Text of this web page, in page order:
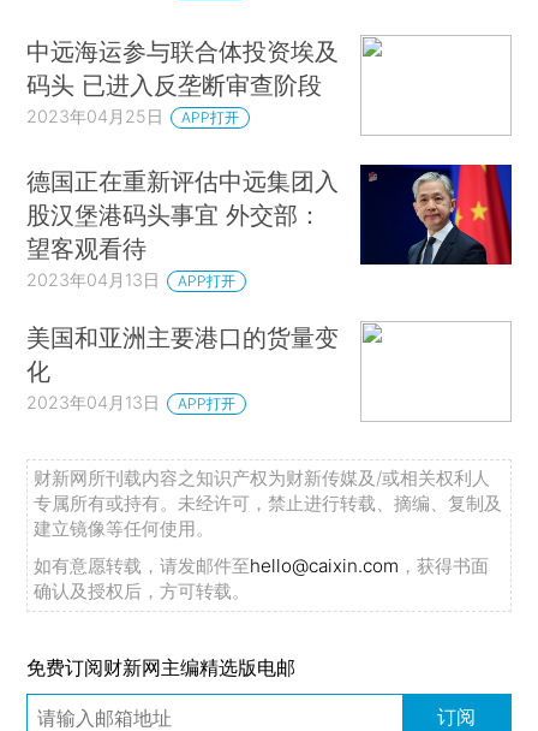
中远海运参与联合体投资埃及
码头 已进入反垄断审查阶段
2023年04月25日 APP打开
德国正在重新评估中远集团入
股汉堡港码头事宜 外交部：
望客观看待
2023年04月13日 APP打开
美国和亚洲主要港口的货量变
化
2023年04月13日 APP打开
财新网所刊载内容之知识产权为财新传媒及/或相关权利人
专属所有或持有。未经许可，禁止进行转载、摘编、复制及
建立镜像等任何使用。
如有意愿转载，请发邮件至hello@caixin.com ，获得书面
确认及授权后，方可转载。
免费订阅财新网主编精选版电邮
订阅